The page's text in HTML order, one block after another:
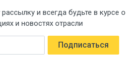
и всегда будьте в курсе о
и новостях отрасли
Подписаться